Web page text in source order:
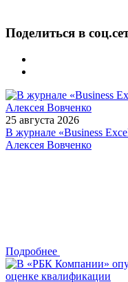
Поделиться в
25 августа 2026
В журнале «Business
Алексея Вовченко
Подробнее